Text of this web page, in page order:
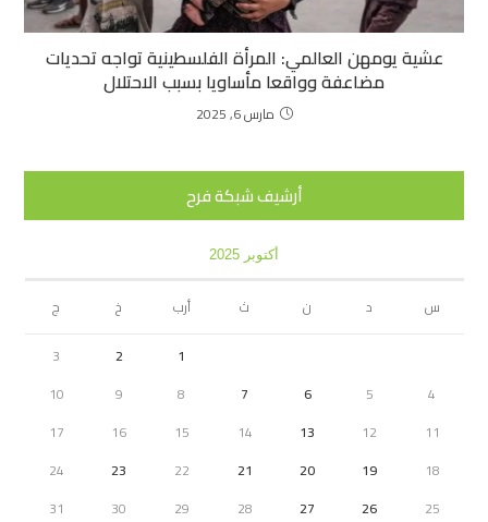
عشية يومهن العالمي: المرأة الفلسطينية تواجه تحديات
مضاعفة وواقعا مأساويا بسبب الاحتلال
مارس 6, 2025
أرشيف شبكة فرح
أكتوبر 2025
س د ن ث أرب خ
ج
1
2
3
4
5
6
7
8
9
10
11
12
13
14
15
16
17
18
19
20
21
22
23
24
25
26
27
28
29
30
31